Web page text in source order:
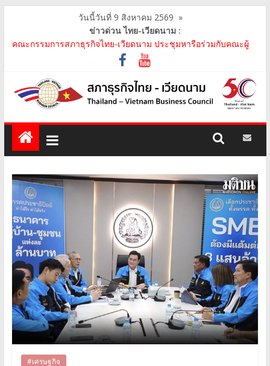
วันนี้วันที่ 9 สิงหาคม 2569 »
ข่าวด่วน ไทย-เวียดนาม :
คณะกรรมการสภาธุรกิจไทย-เวียดนาม ประชุมหารือร่วมกับคณะผู้
แทนภาครัฐเวียดนาม จากคณะกรรมการประชาชน กรุงฮ..
คณะกรรมการสภาธุรกิจไทย-เวียดนาม เข้าร่วมงานวันคล้ายวัน
สถาปนา บริษัท ห้องปฏิบัติการกลาง (ประเทศไทย) จ..
สภาธุรกิจไทย-เวียดนาม เข้าร่วมงานสัมมนา "Investment and
Trade Promotion of Thanh Hoa Province for Th..
คณะกรรมการสภาธุรกิจไทย-เวียดนามร่วมคณะนายกรัฐมนตรีเยือน
เวียดนาม อย่างเป็นทางการ เสริมสร้างความร่วมมื..
คณะกรรมการสภาธุรกิจไทย-เวียดนาม เข้าร่วมประชุมหารือคณะรัฐ
#เศรษฐกิจ